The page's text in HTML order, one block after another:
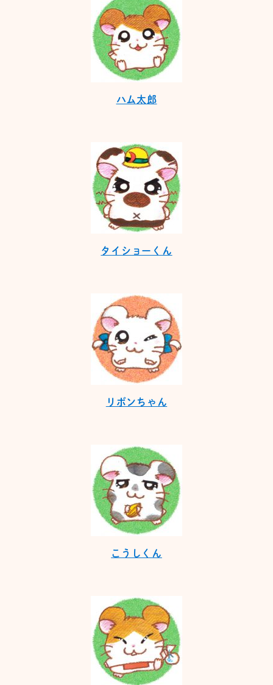
ハム太郎
タイショーくん
リボンちゃん
こうしくん